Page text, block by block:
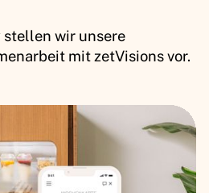
stellen wir unsere
mit zetVisions vor.